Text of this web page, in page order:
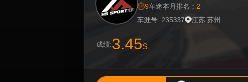
9车迷本月排名： 2
车涯号: 235337
江苏 苏州
成绩:3.45S